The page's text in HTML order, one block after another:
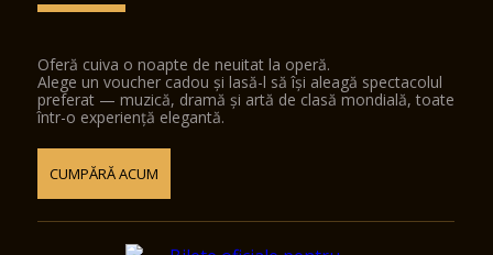
Oferă cuiva o noapte de neuitat la operă.
Alege un voucher cadou și lasă-l să își aleagă spectacolul
preferat — muzică, dramă și artă de clasă mondială, toate
într-o experiență elegantă.
CUMPĂRĂ ACUM